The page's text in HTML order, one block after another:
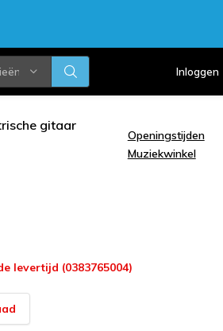
Inloggen
gitaar
Openingstijden
Muziekwinkel
levertijd (0383765004)